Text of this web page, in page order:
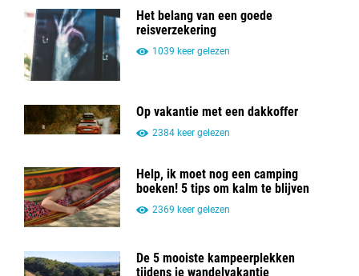
Het belang van een goede
reisverzekering
1039 keer gelezen
Op vakantie met een dakkoffer
2384 keer gelezen
Help, ik moet nog een camping
boeken! 5 tips om kalm te blijven
2369 keer gelezen
De 5 mooiste kampeerplekken
tijdens je wandelvakantie